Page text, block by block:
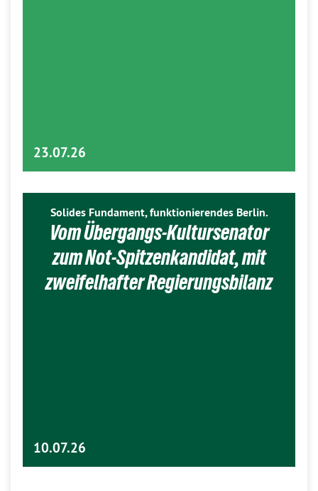
23.07.26
Solides Fundament, funktionierendes Berlin.
Vom Übergangs-Kultursenator
zum Not-Spitzenkandidat, mit
zweifelhafter Regierungsbilanz
10.07.26